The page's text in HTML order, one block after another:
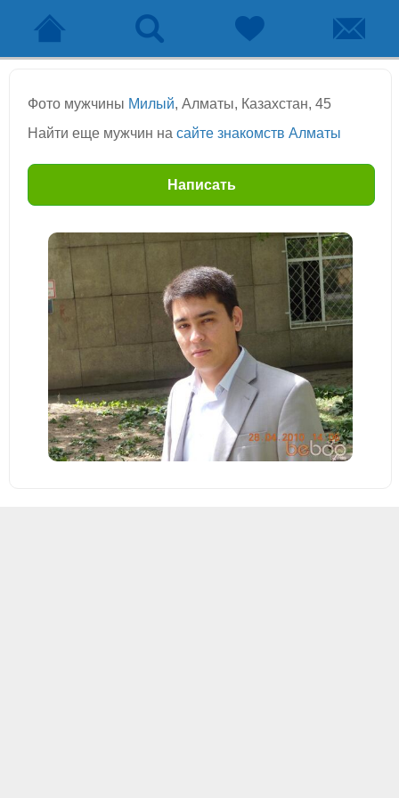
Фото мужчины Милый, Алматы, Казахстан, 45
Найти еще мужчин на сайте знакомств Алматы
Написать